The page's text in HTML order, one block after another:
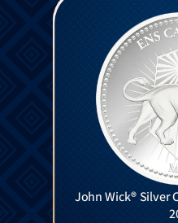
John Wick® Silver